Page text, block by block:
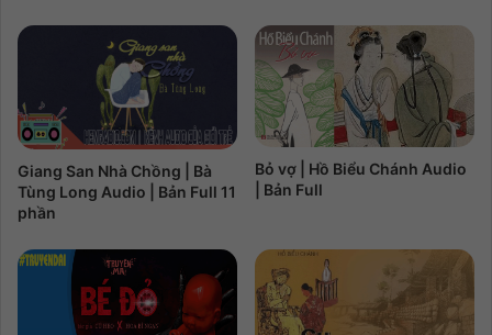
Giang San Nhà Chồng | Bà
Tùng Long Audio | Bản Full 11
phần
Bỏ vợ | Hồ Biểu Chánh Audio
| Bản Full